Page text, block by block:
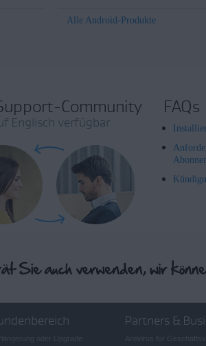
Alle Android-Produkte
Community
Englisch verfügbar
FAQs
Partners &